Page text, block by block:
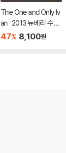
The One and Only Iv
an : 2013 뉴베리 수상
작
47% 8,100원